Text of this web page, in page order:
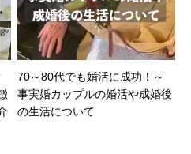
70～80代でも婚活に成功！～
事実婚カップルの婚活や成婚後
の生活について